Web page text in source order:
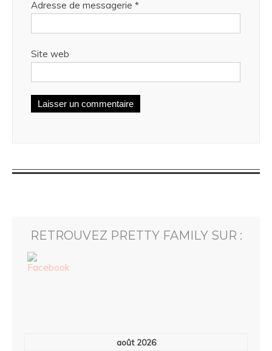
Adresse de messagerie *
Site web
RETROUVEZ PRETTY FAMILY SUR :
août 2026